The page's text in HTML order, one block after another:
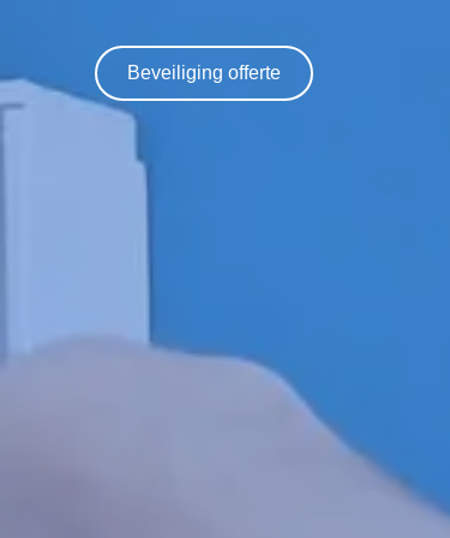
Beveiliging offerte